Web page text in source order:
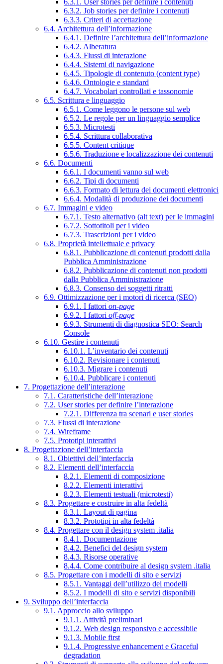
6.3.2. Job stories per definire i contenuti
6.3.3. Criteri di accettazione
6.4. Architettura dell’informazione
6.4.1. Definire l’architettura dell’informazione
6.4.2. Alberatura
6.4.3. Flussi di interazione
6.4.4. Sistemi di navigazione
6.4.5. Tipologie di contenuto (content type)
6.4.6. Ontologie e standard
6.4.7. Vocabolari controllati e tassonomie
6.5. Scrittura e linguaggio
6.5.1. Come leggono le persone sul web
6.5.2. Le regole per un linguaggio semplice
6.5.3. Microtesti
6.5.4. Scrittura collaborativa
6.5.5. Content critique
6.5.6. Traduzione e localizzazione dei contenuti
6.6. Documenti
6.6.1. I documenti vanno sul web
6.6.2. Tipi di documenti
6.6.3. Formato di lettura dei documenti elettronici
6.6.4. Modalità di produzione dei documenti
6.7. Immagini e video
6.7.1. Testo alternativo (alt text) per le immagini
6.7.2. Sottotitoli per i video
6.7.3. Trascrizioni per i video
6.8. Proprietà intellettuale e privacy
6.8.1. Pubblicazione di contenuti prodotti dalla
Pubblica Amministrazione
6.8.2. Pubblicazione di contenuti non prodotti
dalla Pubblica Amministrazione
6.8.3. Consenso dei soggetti ritratti
6.9. Ottimizzazione per i motori di ricerca (SEO)
6.9.1. I fattori on-page
6.9.2. I fattori off-page
6.9.3. Strumenti di diagnostica SEO: Search
Console
6.10. Gestire i contenuti
6.10.1. L’inventario dei contenuti
6.10.2. Revisionare i contenuti
6.10.3. Migrare i contenuti
6.10.4. Pubblicare i contenuti
7. Progettazione dell’interazione
7.1. Caratteristiche dell’interazione
7.2. User stories per definire l’interazione
7.2.1. Differenza tra scenari e user stories
7.3. Flussi di interazione
7.4. Wireframe
7.5. Prototipi interattivi
8. Progettazione dell’interfaccia
8.1. Obiettivi dell’interfaccia
8.2. Elementi dell’interfaccia
8.2.1. Elementi di composizione
8.2.2. Elementi interattivi
8.2.3. Elementi testuali (microtesti)
8.3. Progettare e costruire in alta fedeltà
8.3.1. Layout di pagina
8.3.2. Prototipi in alta fedeltà
8.4. Progettare con il design system .italia
8.4.1. Documentazione
8.4.2. Benefici del design system
8.4.3. Risorse operative
8.4.4. Come contribuire al design system .italia
8.5. Progettare con i modelli di sito e servizi
8.5.1. Vantaggi dell’utilizzo dei modelli
8.5.2. I modelli di sito e servizi disponibili
9. Sviluppo dell’interfaccia
9.1. Approccio allo sviluppo
9.1.1. Attività preliminari
9.1.2. Web design responsivo e accessibile
9.1.3. Mobile first
9.1.4. Progressive enhancement e Graceful
degradation